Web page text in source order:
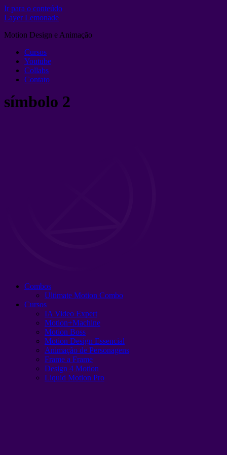
Ir para o conteúdo
Layer Lemonade
Motion Design e Animação
Cursos
Youtube
Collabs
Contato
símbolo 2
Combos
Ultimate Motion Combo
Cursos
IA Video Expert
Motion+Machine
Motion Boss
Motion Design Essencial
Animação de Personagens
Frame a Frame
Design 4 Motion
Liquid Motion Pro